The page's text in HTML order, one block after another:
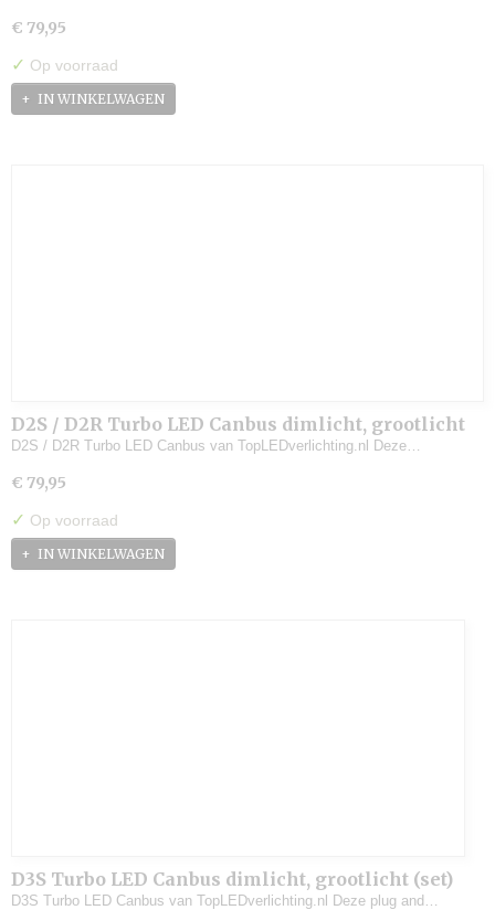
€ 79,95
✓ Op voorraad
IN WINKELWAGEN
D2S / D2R Turbo LED Canbus dimlicht, grootlicht
(set)
D2S / D2R Turbo LED Canbus van TopLEDverlichting.nl Deze…
€ 79,95
✓ Op voorraad
IN WINKELWAGEN
D3S Turbo LED Canbus dimlicht, grootlicht (set)
D3S Turbo LED Canbus van TopLEDverlichting.nl Deze plug and…